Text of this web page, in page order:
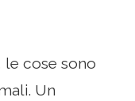
le cose sono
Un